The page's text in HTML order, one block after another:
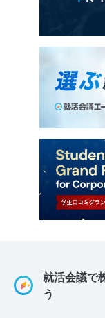
就活会議で
う